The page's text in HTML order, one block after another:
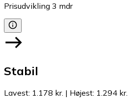
Prisudvikling 3 mdr
Stabil
Lavest: 1.178 kr. | Højest: 1.294 kr.